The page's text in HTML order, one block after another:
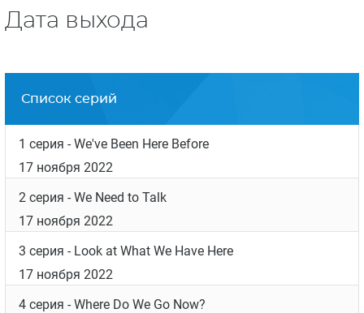
Дата выхода
Список серий
1 серия - We've Been Here Before
17 ноября 2022
2 серия - We Need to Talk
17 ноября 2022
3 серия - Look at What We Have Here
17 ноября 2022
4 серия - Where Do We Go Now?